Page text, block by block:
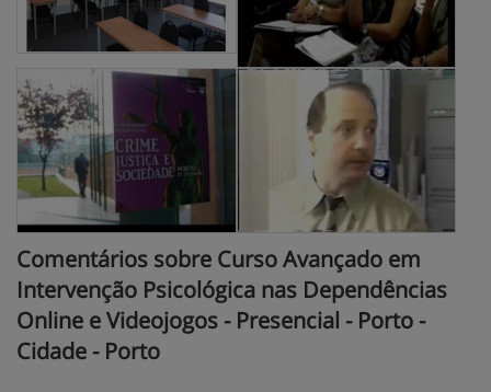
Comentários sobre Curso Avançado em
Intervenção Psicológica nas Dependências
Online e Videojogos - Presencial - Porto -
Cidade - Porto